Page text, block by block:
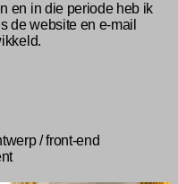
en in die periode heb ik
de website en e-mail
/ front-end